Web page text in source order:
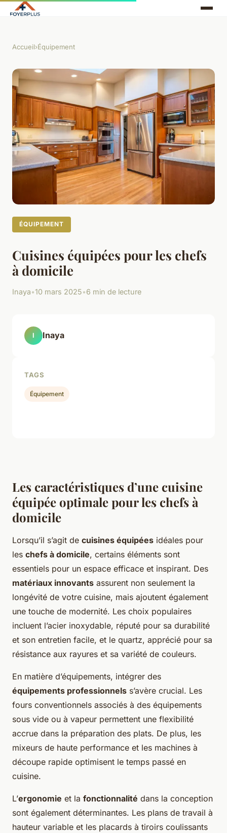
Accueil›Équipement
ÉQUIPEMENT
Cuisines équipées pour les chefs
à domicile
Inaya•10 mars 2025•6 min de lecture
Les caractéristiques d’une cuisine
équipée optimale pour les chefs à
domicile
Lorsqu’il s’agit de cuisines équipées idéales pour
les chefs à domicile, certains éléments sont
essentiels pour un espace efficace et inspirant. Des
matériaux innovants assurent non seulement la
longévité de votre cuisine, mais ajoutent également
une touche de modernité. Les choix populaires
incluent l’acier inoxydable, réputé pour sa durabilité
et son entretien facile, et le quartz, apprécié pour sa
résistance aux rayures et sa variété de couleurs.
En matière d’équipements, intégrer des
équipements professionnels s’avère crucial. Les
fours conventionnels associés à des équipements
sous vide ou à vapeur permettent une flexibilité
accrue dans la préparation des plats. De plus, les
mixeurs de haute performance et les machines à
découpe rapide optimisent le temps passé en
cuisine.
L’ergonomie et la fonctionnalité dans la conception
sont également déterminantes. Les plans de travail à
hauteur variable et les placards à tiroirs coulissants
I Inaya
TAGS
Équipement